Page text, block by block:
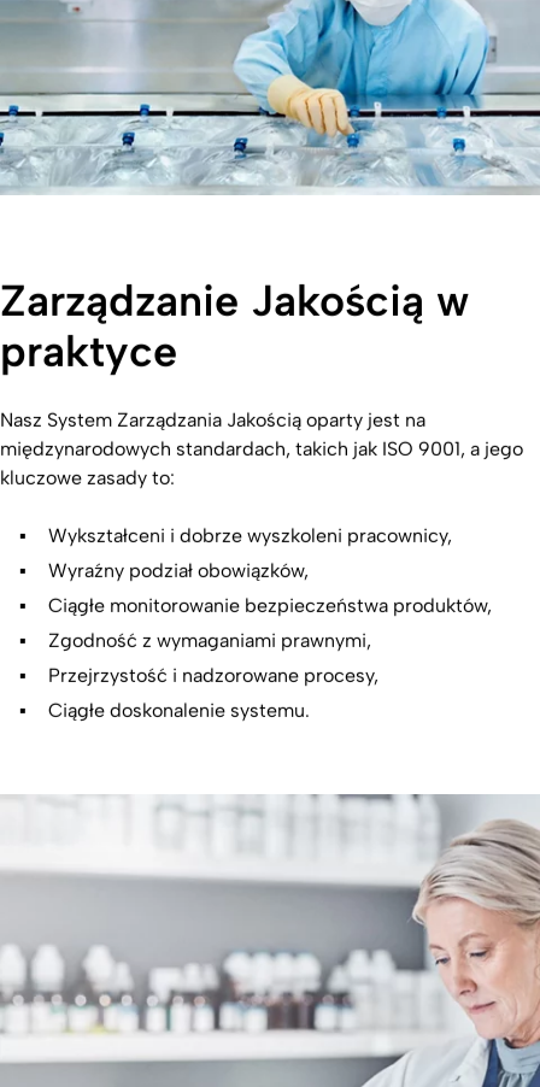
Zarządzanie Jakością w
praktyce
Nasz System Zarządzania Jakością oparty jest na
międzynarodowych standardach, takich jak ISO 9001, a jego
kluczowe zasady to:
Wykształceni i dobrze wyszkoleni pracownicy,
Wyraźny podział obowiązków,
Ciągłe monitorowanie bezpieczeństwa produktów,
Zgodność z wymaganiami prawnymi,
Przejrzystość i nadzorowane procesy,
Ciągłe doskonalenie systemu.